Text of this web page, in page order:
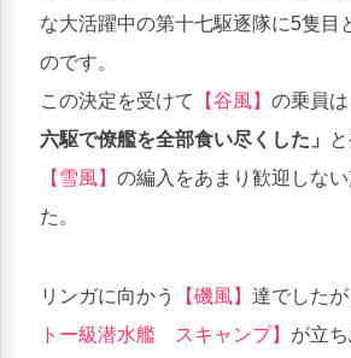
な大活躍中の第十七駆逐隊に5隻目
のです。
この決定を受けて
【谷風】 の乗員は
六駆で僚艦を全部食い尽くした」
【雪風】 の編入をあまり歓迎しな
た。
リンガに向かう 【磯風】 達でした
トー級潜水艦 スキャンプ】 が立